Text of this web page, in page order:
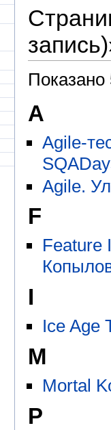
Показано
A
Agile-
Agile.
F
Feature
I
Ice Age
M
Mortal
P